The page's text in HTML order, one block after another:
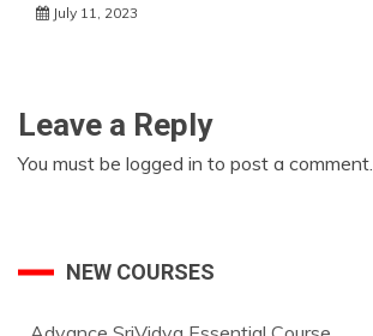
July 11, 2023
Leave a Reply
You must be logged in to post a comment.
NEW COURSES